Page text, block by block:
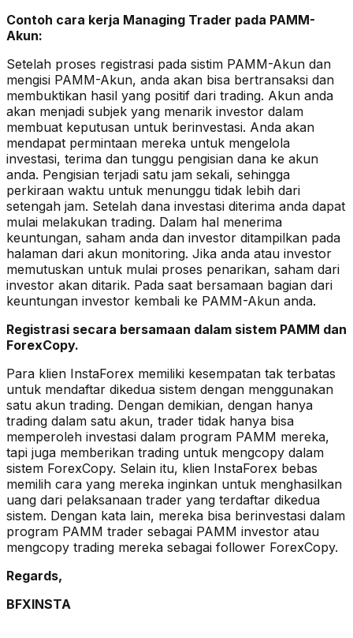
Contoh cara kerja Managing Trader pada PAMM-
Akun:
Setelah proses registrasi pada sistim PAMM-Akun dan
mengisi PAMM-Akun, anda akan bisa bertransaksi dan
membuktikan hasil yang positif dari trading. Akun anda
akan menjadi subjek yang menarik investor dalam
membuat keputusan untuk berinvestasi. Anda akan
mendapat permintaan mereka untuk mengelola
investasi, terima dan tunggu pengisian dana ke akun
anda. Pengisian terjadi satu jam sekali, sehingga
perkiraan waktu untuk menunggu tidak lebih dari
setengah jam. Setelah dana investasi diterima anda dapat
mulai melakukan trading. Dalam hal menerima
keuntungan, saham anda dan investor ditampilkan pada
halaman dari akun monitoring. Jika anda atau investor
memutuskan untuk mulai proses penarikan, saham dari
investor akan ditarik. Pada saat bersamaan bagian dari
keuntungan investor kembali ke PAMM-Akun anda.
Registrasi secara bersamaan dalam sistem PAMM dan
ForexCopy.
Para klien InstaForex memiliki kesempatan tak terbatas
untuk mendaftar dikedua sistem dengan menggunakan
satu akun trading. Dengan demikian, dengan hanya
trading dalam satu akun, trader tidak hanya bisa
memperoleh investasi dalam program PAMM mereka,
tapi juga memberikan trading untuk mengcopy dalam
sistem ForexCopy. Selain itu, klien InstaForex bebas
memilih cara yang mereka inginkan untuk menghasilkan
uang dari pelaksanaan trader yang terdaftar dikedua
sistem. Dengan kata lain, mereka bisa berinvestasi dalam
program PAMM trader sebagai PAMM investor atau
mengcopy trading mereka sebagai follower ForexCopy.
Regards,
BFXINSTA